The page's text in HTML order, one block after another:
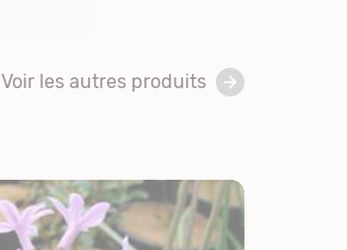
Voir les autres produits